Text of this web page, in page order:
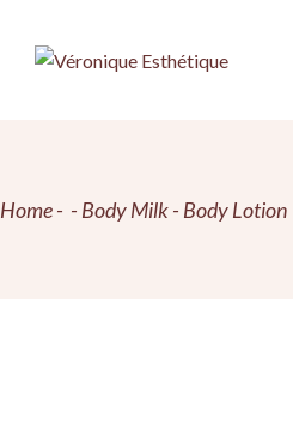
content
Home Body Milk Body Lotion